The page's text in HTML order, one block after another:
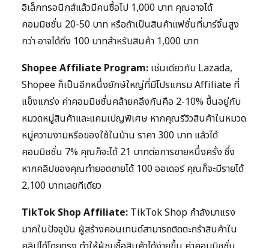
อิเล็กทรอนิกส์แล้วมีคนซื้อไป 1,000 บาท คุณอาจได้
คอมมิชชั่น 20-50 บาท หรือถ้าเป็นสินค้าแฟชั่นที่มาร์จิ้นสูง
กว่า อาจได้ถึง 100 บาทสำหรับสินค้า 1,000 บาท
Shopee Affiliate Program: เช่นเดียวกับ Lazada,
Shopee ก็เป็นอีกหนึ่งยักษ์ใหญ่ที่มีโปรแกรม Affiliate ที่
แข็งแกร่ง ค่าคอมมิชชั่นคล้ายคลึงกันคือ 2-10% ขึ้นอยู่กับ
หมวดหมู่สินค้าและแคมเปญพิเศษ หากคุณรีวิวสินค้าในหมวด
หมู่ความงามหรือของใช้ในบ้าน ราคา 300 บาท แล้วได้
คอมมิชชั่น 7% คุณก็จะได้ 21 บาทต่อการขายหนึ่งครั้ง ซึ่ง
หากคลิปของคุณทำยอดขายได้ 100 ออเดอร์ คุณก็จะมีรายได้
2,100 บาทเลยทีเดียว
TikTok Shop Affiliate: TikTok Shop กำลังมาแรง
มากในปัจจุบัน ผู้สร้างคอนเทนต์สามารถติดตะกร้าสินค้าใน